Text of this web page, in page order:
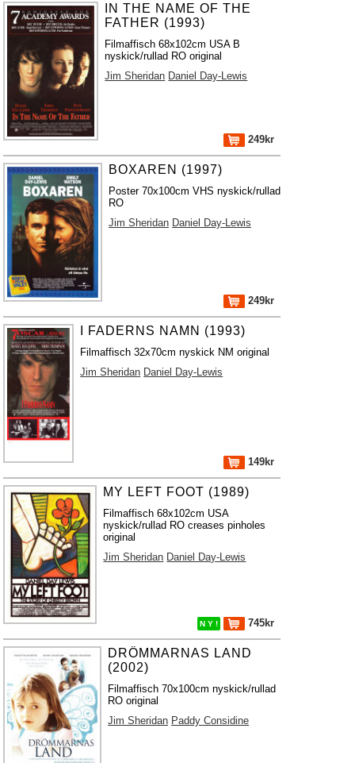
IN THE NAME OF THE
FATHER (1993)
Filmaffisch 68x102cm USA B
nyskick/rullad RO original
Jim Sheridan Daniel Day-Lewis
249kr
BOXAREN (1997)
Poster 70x100cm VHS nyskick/rullad
RO
Jim Sheridan Daniel Day-Lewis
249kr
I FADERNS NAMN (1993)
Filmaffisch 32x70cm nyskick NM original
Jim Sheridan Daniel Day-Lewis
149kr
MY LEFT FOOT (1989)
Filmaffisch 68x102cm USA
nyskick/rullad RO creases pinholes
original
Jim Sheridan Daniel Day-Lewis
N Y ! 745kr
DRÖMMARNAS LAND
(2002)
Filmaffisch 70x100cm nyskick/rullad
RO original
Jim Sheridan Paddy Considine